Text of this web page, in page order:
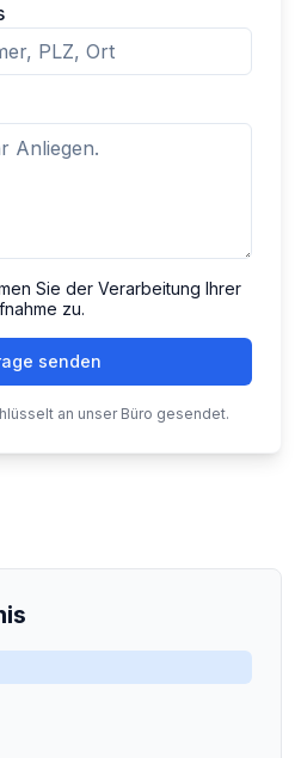
Sie der Verarbeitung Ihrer
zu.
senden
an unser Büro gesendet.